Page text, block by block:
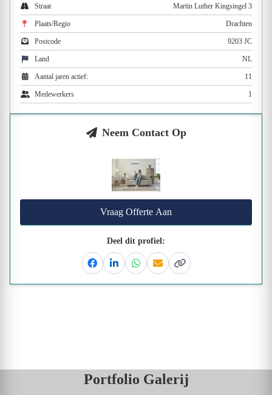
Straat Martin Luther Kingsingel 3
Plaats/Regio Drachten
Postcode 9203 JC
Land NL
Aantal jaren actief: 11
Medewerkers 1
Neem Contact Op
Vraag Offerte Aan
Deel dit profiel:
FacebookLinkedinWhatsapp
EmailKopieer link
Portfolio Galerij